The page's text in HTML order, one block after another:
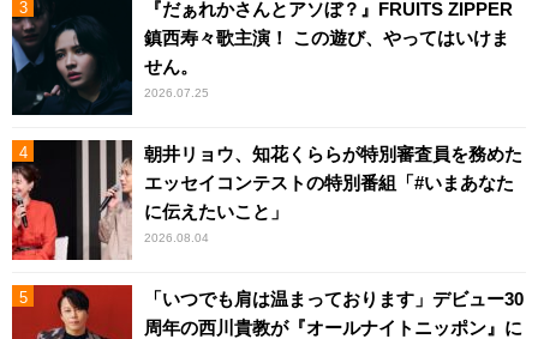
『だぁれかさんとアソぼ？』FRUITS ZIPPER
鎮西寿々歌主演！ この遊び、やってはいけま
せん。
2026.07.25
朝井リョウ、知花くららが特別審査員を務めた
エッセイコンテストの特別番組「#いまあなた
に伝えたいこと」
2026.08.04
「いつでも肩は温まっております」デビュー30
周年の西川貴教が『オールナイトニッポン』に